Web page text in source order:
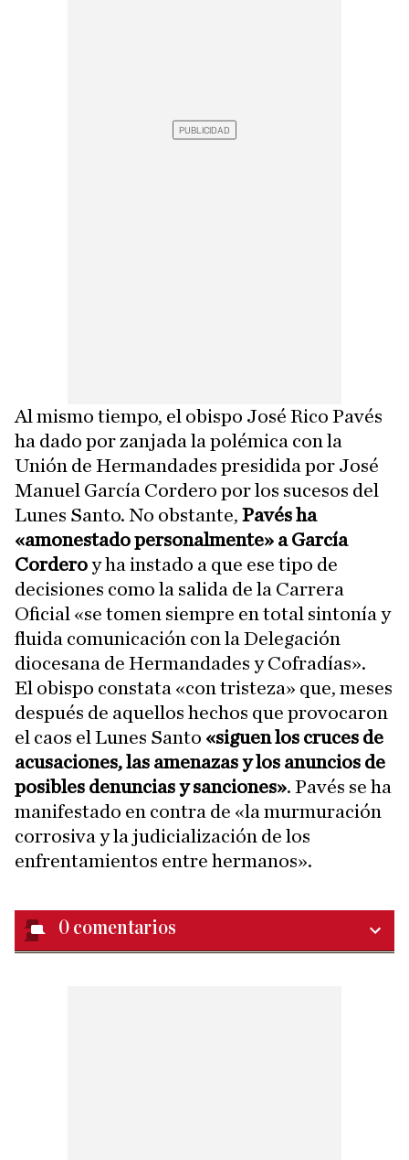
Al mismo tiempo, el obispo José Rico Pavés
ha dado por zanjada la polémica con la
Unión de Hermandades presidida por José
Manuel García Cordero por los sucesos del
Lunes Santo. No obstante, Pavés ha
«amonestado personalmente» a García
Corderoy ha instado a que ese tipo de
decisiones como la salida de la Carrera
Oficial «se tomen siempre en total sintonía y
fluida comunicación con la Delegación
diocesana de Hermandades y Cofradías».
El obispo constata «con tristeza» que, meses
después de aquellos hechos que provocaron
el caos el Lunes Santo «siguen los cruces de
acusaciones, las amenazas y los anuncios de
posibles denuncias y sanciones». Pavés se ha
manifestado en contra de «la murmuración
corrosiva y la judicialización de los
enfrentamientos entre hermanos».
0 comentarios